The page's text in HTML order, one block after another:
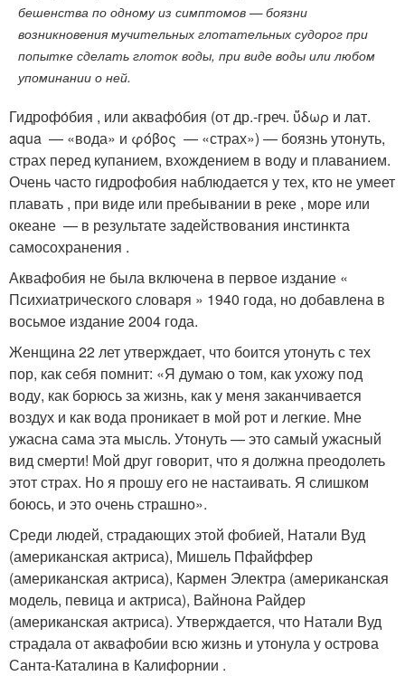
бешенства по одному из симптомов — боязни
возникновения мучительных глотательных судорог при
попытке сделать глоток воды, при виде воды или любом
упоминании о ней.
Гидрофо́бия , или аквафо́бия (от др.-греч. ὕδωρ и лат.
aqua — «вода» и φόβος — «страх») — боязнь утонуть,
страх перед купанием, вхождением в воду и плаванием.
Очень часто гидрофобия наблюдается у тех, кто не умеет
плавать , при виде или пребывании в реке , море или
океане — в результате задействования инстинкта
самосохранения .
Аквафобия не была включена в первое издание «
Психиатрического словаря » 1940 года, но добавлена в
восьмое издание 2004 года.
Женщина 22 лет утверждает, что боится утонуть с тех
пор, как себя помнит: «Я думаю о том, как ухожу под
воду, как борюсь за жизнь, как у меня заканчивается
воздух и как вода проникает в мой рот и легкие. Мне
ужасна сама эта мысль. Утонуть — это самый ужасный
вид смерти! Мой друг говорит, что я должна преодолеть
этот страх. Но я прошу его не настаивать. Я слишком
боюсь, и это очень страшно».
Среди людей, страдающих этой фобией, Натали Вуд
(американская актриса), Мишель Пфайффер
(американская актриса), Кармен Электра (американская
модель, певица и актриса), Вайнона Райдер
(американская актриса). Утверждается, что Натали Вуд
страдала от аквафобии всю жизнь и утонула у острова
Санта-Каталина в Калифорнии .